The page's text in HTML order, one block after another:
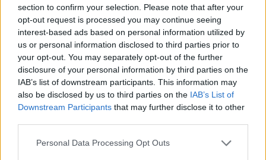
section to confirm your selection. Please note that after your
opt-out request is processed you may continue seeing
interest-based ads based on personal information utilized by
us or personal information disclosed to third parties prior to
your opt-out. You may separately opt-out of the further
disclosure of your personal information by third parties on the
IAB’s list of downstream participants. This information may
also be disclosed by us to third parties on the IAB’s List of
Downstream Participants that may further disclose it to other
Personal Data Processing Opt Outs
Πριν 3 ημέρες
Οδηγοί Δασικών Υπηρεσιών: Ζητούν ένταξη στο
ανθυγιεινό επίδομα